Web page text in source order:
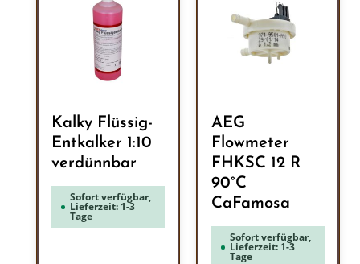
Kalky Flüssig-
Entkalker 1:10
verdünnbar
Sofort verfügbar,
Lieferzeit: 1-3
Tage
AEG
Flowmeter
FHKSC 12 R
90°C
CaFamosa
Sofort verfügbar,
Lieferzeit: 1-3
Tage